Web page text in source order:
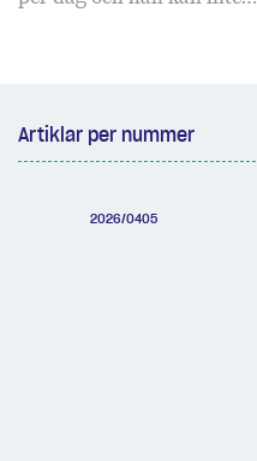
Artiklar per nummer
2026/0405